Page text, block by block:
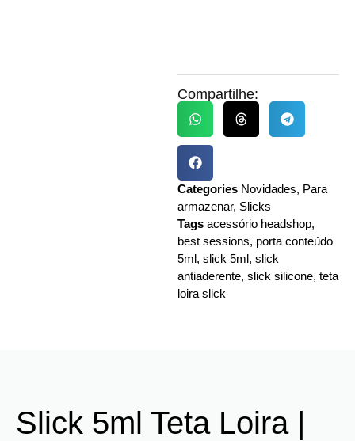
Compartilhe:
Categories Novidades, Para
armazenar, Slicks
Tags acessório headshop,
best sessions, porta conteúdo
5ml, slick 5ml, slick
antiaderente, slick silicone, teta
loira slick
Slick 5ml Teta Loira |